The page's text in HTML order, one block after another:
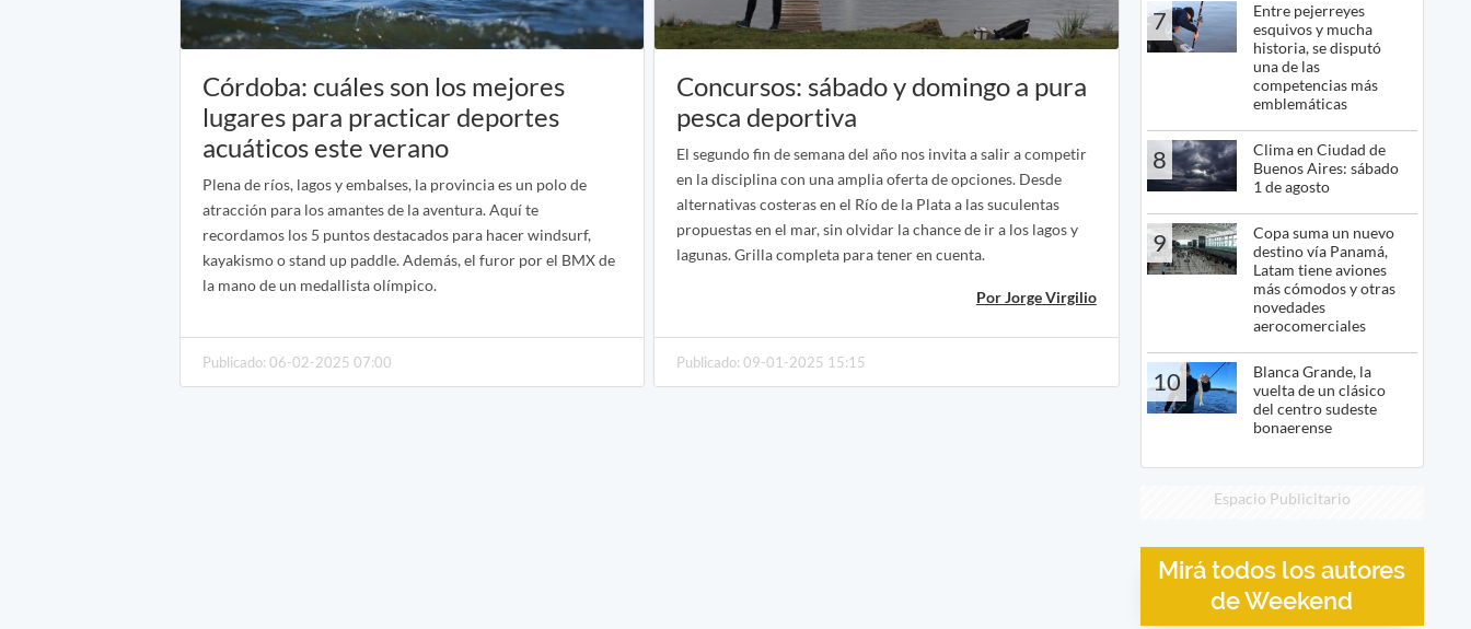
Córdoba: cuáles son los mejores
lugares para practicar deportes
acuáticos este verano
Plena de ríos, lagos y embalses, la provincia es un polo de
atracción para los amantes de la aventura. Aquí te
recordamos los 5 puntos destacados para hacer windsurf,
kayakismo o stand up paddle. Además, el furor por el BMX de
la mano de un medallista olímpico.
Publicado: 06-02-2025 07:00
Concursos: sábado y domingo a pura
pesca deportiva
El segundo fin de semana del año nos invita a salir a competir
en la disciplina con una amplia oferta de opciones. Desde
alternativas costeras en el Río de la Plata a las suculentas
propuestas en el mar, sin olvidar la chance de ir a los lagos y
lagunas. Grilla completa para tener en cuenta.
Por Jorge Virgilio
Publicado: 09-01-2025 15:15
7
Entre pejerreyes
esquivos y mucha
historia, se disputó
una de las
competencias más
emblemáticas
8
Clima en Ciudad de
Buenos Aires: sábado
1 de agosto
9
Copa suma un nuevo
destino vía Panamá,
Latam tiene aviones
más cómodos y otras
novedades
aerocomerciales
10
Blanca Grande, la
vuelta de un clásico
del centro sudeste
bonaerense
Espacio Publicitario
Mirá todos los autores
de Weekend